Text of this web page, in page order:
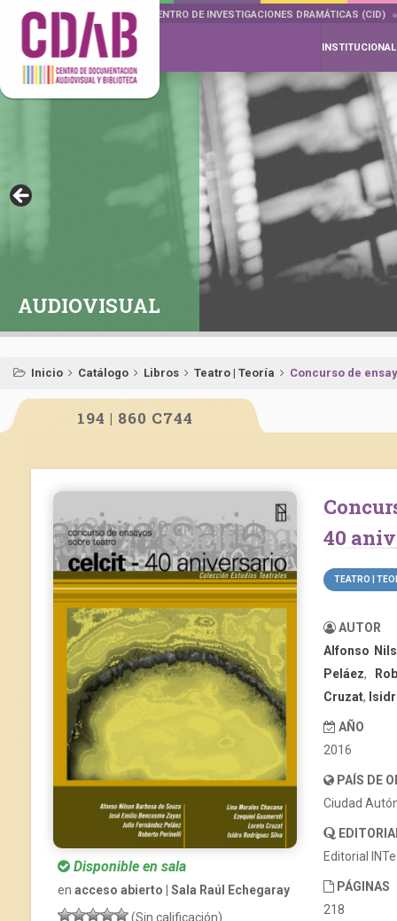
DOCUMENTA DRAMÁTICAS CENTRO DE INVESTIGACIONES DRAMÁTICAS (CID)
INSTITUCIONAL
AUDIOVISUAL
Inicio Catálogo Libros Teatro | Teoría Concurso de
194 | 860 C744
Disponible en sala
en acceso abierto | Sala Raúl Echegaray
(Sin calificación)
Concurso de ensayos sobre teatro: CELCIT –
40
TEATRO |
AUTOR
Alfonso
Peláez,
Cruzat,
AÑO
2016
PAÍS DE
Ciudad
Editorial
PÁGINAS
218